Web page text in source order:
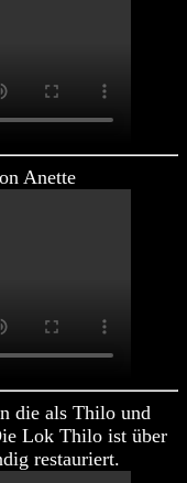
Anette
die als Thilo und
Lok Thilo ist über
restauriert.